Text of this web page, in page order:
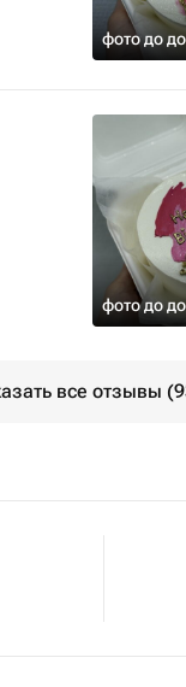
фото до
фото до
все отзывы